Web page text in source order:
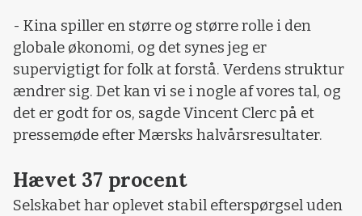
- Kina spiller en større og større rolle i den
globale økonomi, og det synes jeg er
supervigtigt for folk at forstå. Verdens struktur
ændrer sig. Det kan vi se i nogle af vores tal, og
det er godt for os, sagde Vincent Clerc på et
pressemøde efter Mærsks halvårsresultater.
Hævet 37 procent
Selskabet har oplevet stabil efterspørgsel uden